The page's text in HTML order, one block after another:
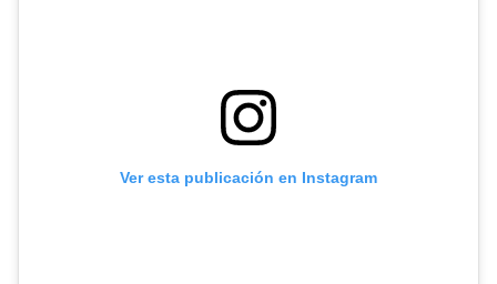
Ver esta publicación en Instagram